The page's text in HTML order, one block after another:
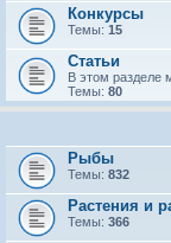
Конкурсы
Темы: 15
Статьи
В этом разделе
Темы: 80
Рыбы
Темы: 832
Растения и
Темы: 366